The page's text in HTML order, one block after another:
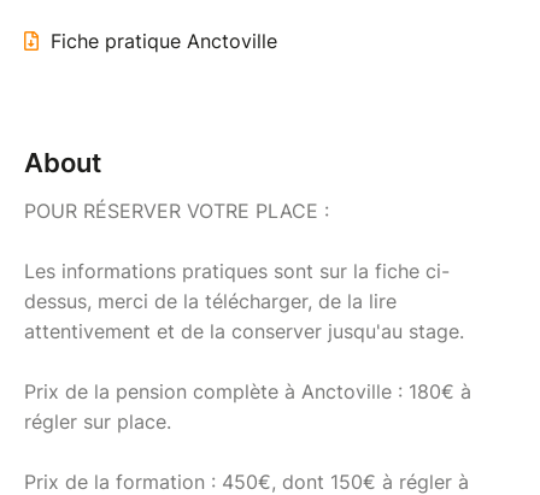
Fiche pratique Anctoville
About
POUR RÉSERVER VOTRE PLACE :
Les informations pratiques sont sur la fiche ci-
dessus, merci de la télécharger, de la lire
attentivement et de la conserver jusqu'au stage.
Prix de la pension complète à Anctoville : 180€ à
régler sur place.
Prix de la formation : 450€, dont 150€ à régler à